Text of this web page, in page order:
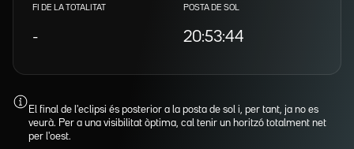
FI DE LA TOTALITAT
-
POSTA DE SOL
20:53:44
El final de l'eclipsi és posterior a la posta de sol i, per tant, ja no es
veurà. Per a una visibilitat òptima, cal tenir un horitzó totalment net
per l'oest.